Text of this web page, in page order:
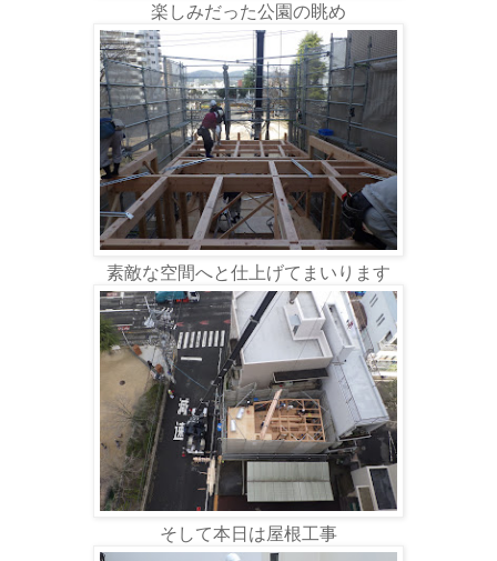
楽しみだった公園の眺め
素敵な空間へと仕上げてまいります
そして本日は屋根工事